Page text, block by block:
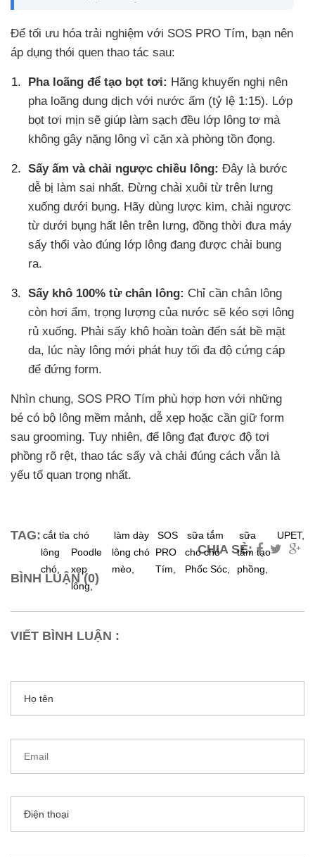
Để tối ưu hóa trải nghiệm với SOS PRO Tím, bạn nên
áp dụng thói quen thao tác sau:
Pha loãng để tạo bọt tơi: Hãng khuyến nghị nên
pha loãng dung dịch với nước ấm (tỷ lệ 1:15). Lớp
bọt tơi mịn sẽ giúp làm sạch đều lớp lông tơ mà
không gây nặng lông vì cặn xà phòng tồn đọng.
Sấy ấm và chải ngược chiều lông: Đây là bước
dễ bị làm sai nhất. Đừng chải xuôi từ trên lưng
xuống dưới bụng. Hãy dùng lược kim, chải ngược
từ dưới bụng hất lên trên lưng, đồng thời đưa máy
sấy thổi vào đúng lớp lông đang được chải bung
ra.
Sấy khô 100% từ chân lông: Chỉ cần chân lông
còn hơi ẩm, trọng lượng của nước sẽ kéo sợi lông
rủ xuống. Phải sấy khô hoàn toàn đến sát bề mặt
da, lúc này lông mới phát huy tối đa độ cứng cáp
để đứng form.
Nhìn chung, SOS PRO Tím phù hợp hơn với những
bé có bộ lông mềm mảnh, dễ xẹp hoặc cần giữ form
sau grooming. Tuy nhiên, để lông đạt được độ tơi
phồng rõ rệt, thao tác sấy và chải đúng cách vẫn là
yếu tố quan trọng nhất.
TAG: cắt tỉa
lông
chó,
chó
Poodle
xẹp
lông,
làm dày
lông chó
mèo,
SOS
PRO
Tím,
sữa tắm
cho chó
Phốc Sóc,
sữa
tắm tạo
phồng,
UPET,
CHIA SẺ:
BÌNH LUẬN (0)
VIẾT BÌNH LUẬN :